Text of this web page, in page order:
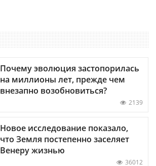
Почему эволюция застопорилась
на миллионы лет, прежде чем
внезапно возобновиться?
2139
Новое исследование показало,
что Земля постепенно заселяет
Венеру жизнью
36012